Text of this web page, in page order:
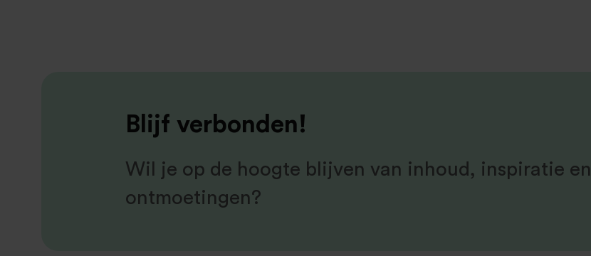
Blijf verbonden!
Wil je op de hoogte blijven van inhoud, inspiratie en
ontmoetingen?